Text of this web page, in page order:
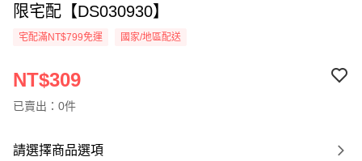
限宅配【DS030930】
宅配滿NT$799免運 國家/地區配送
NT$309
已賣出：0件
請選擇商品選項